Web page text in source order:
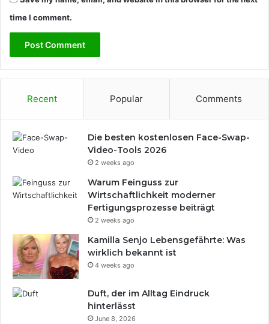
time I comment.
Recent Popular Comments
Die besten kostenlosen Face-Swap-
Video-Tools 2026
2 weeks ago
Warum Feinguss zur
Wirtschaftlichkeit moderner
Fertigungsprozesse beiträgt
2 weeks ago
Kamilla Senjo Lebensgefährte: Was
wirklich bekannt ist
4 weeks ago
Duft, der im Alltag Eindruck
hinterlässt
June 8, 2026